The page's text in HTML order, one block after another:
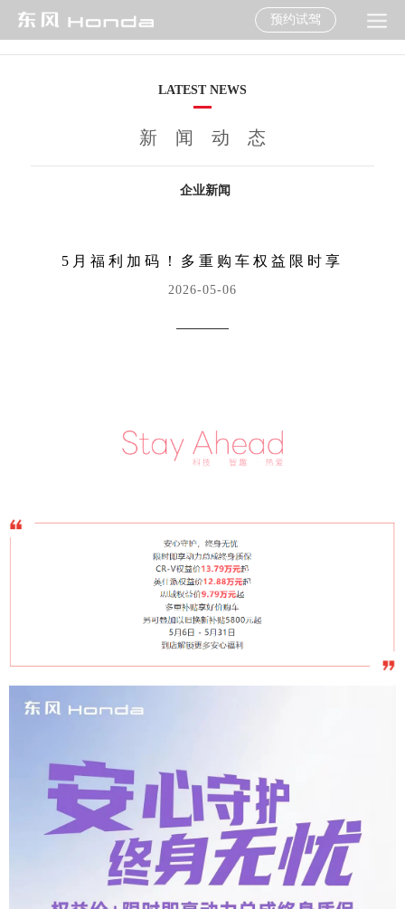
预约试驾
LATEST NEWS
新闻动态
企业新闻
5月福利加码！多重购车权益限时享
2026-05-06